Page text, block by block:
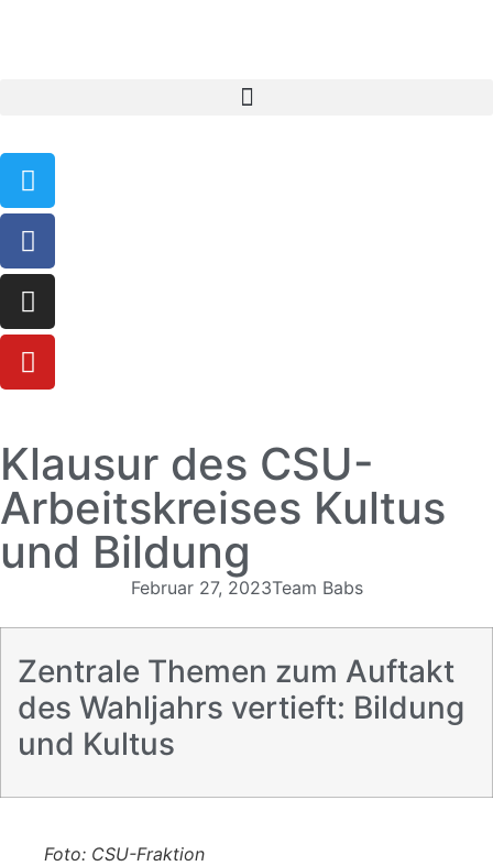
Klausur des CSU-
Arbeitskreises Kultus
und Bildung
Februar 27, 2023Team Babs
Zentrale Themen zum Auftakt
des Wahljahrs vertieft: Bildung
und Kultus
Foto: CSU-Fraktion